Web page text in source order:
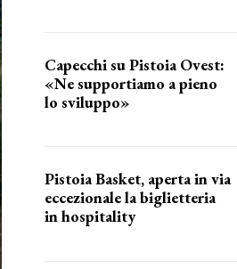
Capecchi su Pistoia Ovest:
«Ne supportiamo a pieno
lo sviluppo»
Pistoia Basket, aperta in via
eccezionale la biglietteria
in hospitality